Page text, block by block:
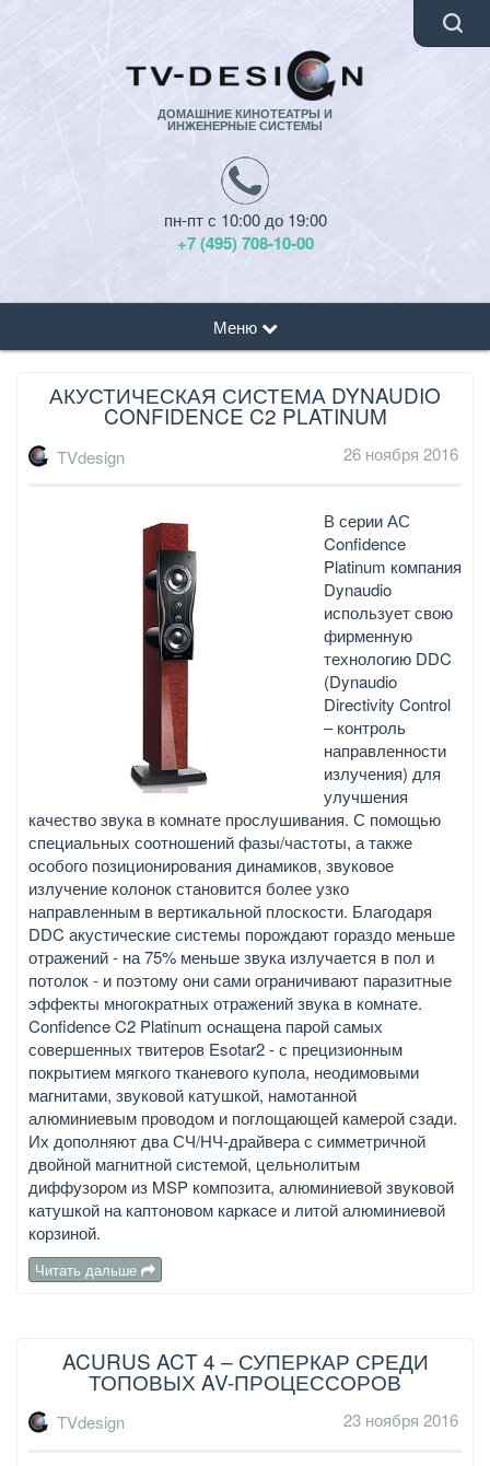
ДОМАШНИЕ КИНОТЕАТРЫ И
ИНЖЕНЕРНЫЕ СИСТЕМЫ
пн-пт с 10:00 до 19:00
+7 (495) 708-10-00
Меню
АКУСТИЧЕСКАЯ СИСТЕМА DYNAUDIO
CONFIDENCE C2 PLATINUM
TVdesign 26 ноября 2016
В серии АС
Confidence
Platinum компания
Dynaudio
использует свою
фирменную
технологию DDC
(Dynaudio
Directivity Control
– контроль
направленности
излучения) для
улучшения
качество звука в комнате прослушивания. С помощью
специальных соотношений фазы/частоты, а также
особого позиционирования динамиков, звуковое
излучение колонок становится более узко
направленным в вертикальной плоскости. Благодаря
DDC акустические системы порождают гораздо меньше
отражений - на 75% меньше звука излучается в пол и
потолок - и поэтому они сами ограничивают паразитные
эффекты многократных отражений звука в комнате.
Confidence C2 Platinum оснащена парой самых
совершенных твитеров Esotar2 - с прецизионным
покрытием мягкого тканевого купола, неодимовыми
магнитами, звуковой катушкой, намотанной
алюминиевым проводом и поглощающей камерой сзади.
Их дополняют два СЧ/НЧ-драйвера с симметричной
двойной магнитной системой, цельнолитым
диффузором из MSP композита, алюминиевой звуковой
катушкой на каптоновом каркасе и литой алюминиевой
корзиной.
Читать дальше
ACURUS ACT 4 – СУПЕРКАР СРЕДИ
ТОПОВЫХ AV-ПРОЦЕССОРОВ
TVdesign 23 ноября 2016